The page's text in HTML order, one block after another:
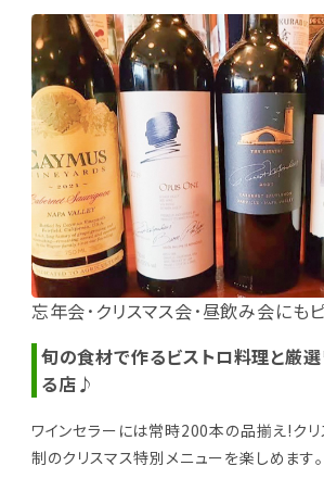
忘年会･クリスマス会･昼飲み会にも
旬の食材で作るビストロ料理と厳
る店♪
ワインセラーには常時200本の品揃え!ク
制のクリスマス特別メニューを楽しめます｡